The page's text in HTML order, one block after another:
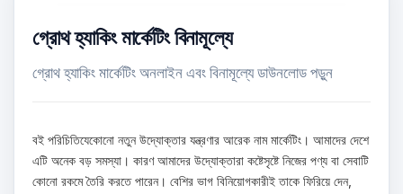
গ্রোথ হ্যাকিং মার্কেটিং বিনামূল্যে
গ্রোথ হ্যাকিং মার্কেটিং অনলাইন এবং বিনামূল্যে ডাউনলোড পড়ুন
বই পরিচিতিযেকোনো নতুন উদ্যোক্তার যন্ত্রণার আরেক নাম মার্কেটিং। আমাদের দেশে
এটি অনেক বড় সমস্যা। কারণ আমাদের উদ্যোক্তারা কষ্টেসৃষ্টে নিজের পণ্য বা সেবাটি
কোনো রকমে তৈরি করতে পারেন। বেশির ভাগ বিনিয়োগকারীই তাকে ফিরিয়ে দেন,